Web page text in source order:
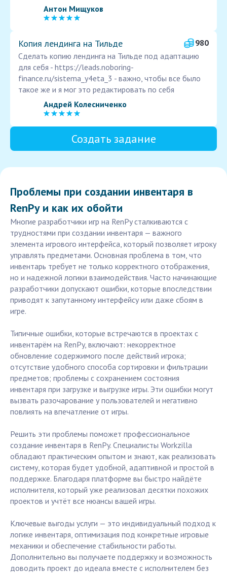
Антон Мищуков
Копия лендинга на Тильде
980
Сделать копию лендинга на Тильде под адаптацию
для себя - https://leads.noboring-
finance.ru/sistema_y4eta_3 - важно, чтобы все было
такое же и я мог это редактировать по себя
Андрей Колесниченко
Создать задание
Проблемы при создании инвентаря в
RenPy и как их обойти
Многие разработчики игр на RenPy сталкиваются с
трудностями при создании инвентаря — важного
элемента игрового интерфейса, который позволяет игроку
управлять предметами. Основная проблема в том, что
инвентарь требует не только корректного отображения,
но и надежной логики взаимодействия. Часто начинающие
разработчики допускают ошибки, которые впоследствии
приводят к запутанному интерфейсу или даже сбоям в
игре.
Типичные ошибки, которые встречаются в проектах с
инвентарём на RenPy, включают: некорректное
обновление содержимого после действий игрока;
отсутствие удобного способа сортировки и фильтрации
предметов; проблемы с сохранением состояния
инвентаря при загрузке и выгрузке игры. Эти ошибки могут
вызвать разочарование у пользователей и негативно
повлиять на впечатление от игры.
Решить эти проблемы поможет профессиональное
создание инвентаря в RenPy. Специалисты Workzilla
обладают практическим опытом и знают, как реализовать
систему, которая будет удобной, адаптивной и простой в
поддержке. Благодаря платформе вы быстро найдёте
исполнителя, который уже реализовал десятки похожих
проектов и учтёт все нюансы вашей игры.
Ключевые выгоды услуги — это индивидуальный подход к
логике инвентаря, оптимизация под конкретные игровые
механики и обеспечение стабильности работы.
Дополнительно вы получаете поддержку и возможность
доводить проект до идеала вместе с исполнителем без